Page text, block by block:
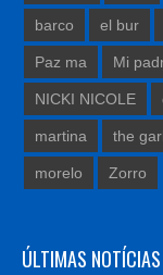
barco el bur
Paz ma Mi
NICKI NICOLE
martina the
morelo Zorro
ÚLTIMAS NOTÍCIAS